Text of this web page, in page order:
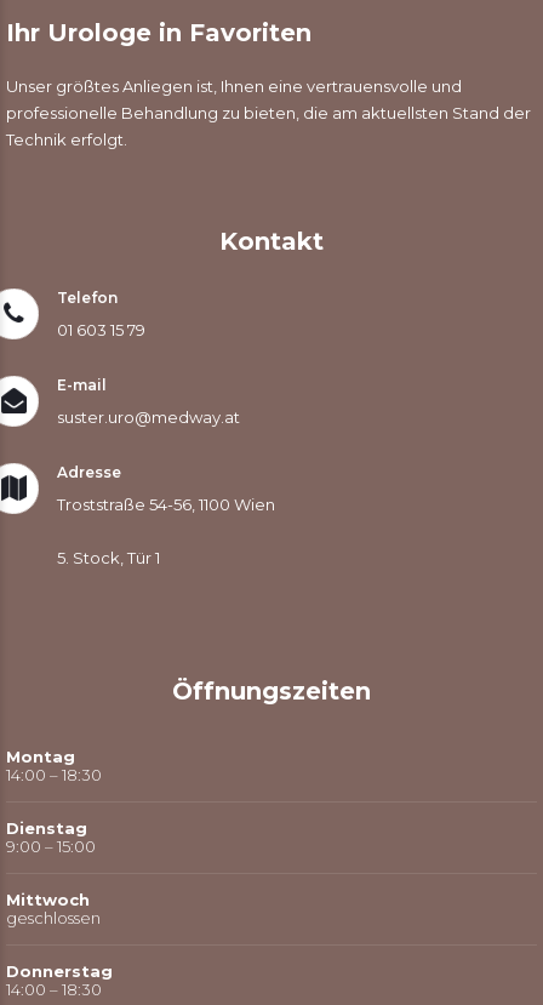
Ihr Urologe in Favoriten
Unser größtes Anliegen ist, Ihnen eine vertrauensvolle und
professionelle Behandlung zu bieten, die am aktuellsten Stand der
Technik erfolgt.
Kontakt
Telefon
01 603 15 79
E-mail
suster.uro@medway.at
Adresse
Troststraße 54-56, 1100 Wien
5. Stock, Tür 1
Öffnungszeiten
Montag
14:00 – 18:30
Dienstag
9:00 – 15:00
Mittwoch
geschlossen
Donnerstag
14:00 – 18:30